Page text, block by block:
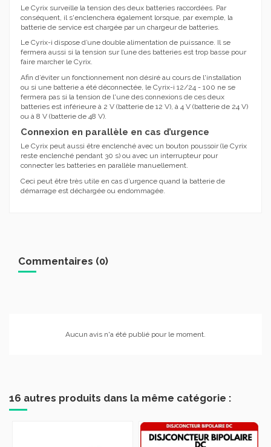
Le Cyrix surveille la tension des deux batteries raccordées. Par
conséquent, il s'enclenchera également lorsque, par exemple, la
batterie de service est chargée par un chargeur de batteries.
Le Cyrix-i dispose d’une double alimentation de puissance. Il se
fermera aussi si la tension sur l’une des batteries est trop basse pour
faire marcher le Cyrix.
Afin d’éviter un fonctionnement non désiré au cours de l'installation
ou si une batterie a été déconnectée, le Cyrix-i 12/24 - 100 ne se
fermera pas si la tension de l'une des connexions de ces deux
batteries est inférieure à 2 V (batterie de 12 V), à 4 V (batterie de 24 V)
ou à 8 V (batterie de 48 V).
Connexion en parallèle en cas d’urgence
Le Cyrix peut aussi être enclenché avec un bouton poussoir (le Cyrix
reste enclenché pendant 30 s) ou avec un interrupteur pour
connecter les batteries en parallèle manuellement.
Ceci peut être très utile en cas d’urgence quand la batterie de
démarrage est déchargée ou endommagée.
Commentaires (0)
Aucun avis n'a été publié pour le moment.
16 autres produits dans la même catégorie :